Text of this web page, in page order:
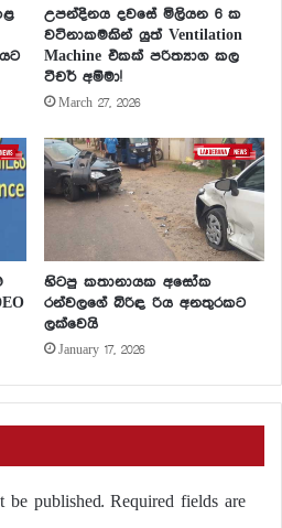
උපන්දිනය දවසේ මිලියන 6 ක
වටිනාකමකින් යුත් Ventilation
Machine එකක් පරිත්‍යාග කල
ටීචර් අම්මා!
March 27, 2026
හිටපු කතානායක අසෝක
රන්වලගේ බිරිඳ රිය අනතුරකට
ලක්වෙයි
January 17, 2026
be published. Required fields are